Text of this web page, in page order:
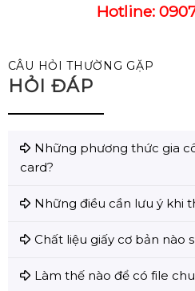
Hotline:
CÂU HỎI THƯỜNG GẶP
HỎI ĐÁP
Những phương thức gia
card?
Những điều cần lưu ý khi
Chất liệu giấy cơ bản nào
Làm thế nào để có file